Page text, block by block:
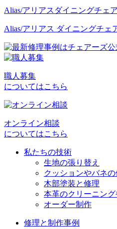
Alias/アリアス ダイニングチェア
Alias/アリアス ダイニングチェ
職人募集
についてはこちら
オンライン相談
についてはこちら
私たちの技術
生地の張り替え
クッションやバネの
木部塗装と修理
本革のクリーニング
オーダー制作
修理と制作事例